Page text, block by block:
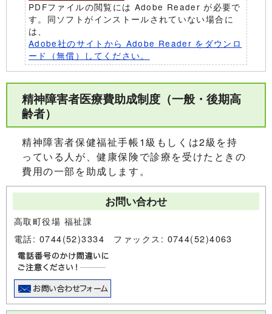
PDFファイルの閲覧には Adobe Reader が必要で
す。同ソフトがインストールされていない場合に
は、
Adobe社のサイトから Adobe Reader をダウンロ
ード（無償）してください。
精神障害者医療費助成制度（一般・後期高
齢者）
精神障害者保健福祉手帳1級もしくは2級を持
っている人が、健康保険で診療を受けたときの
費用の一部を助成します。
お問い合わせ
高取町役場 福祉課
電話: 0744(52)3334 ファックス: 0744(52)4063